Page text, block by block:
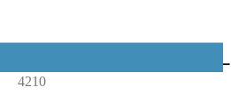
SUP 10.8 TOURING L
4210